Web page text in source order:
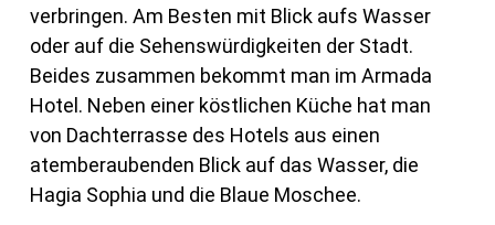
verbringen. Am Besten mit Blick aufs Wasser
oder auf die Sehenswürdigkeiten der Stadt.
Beides zusammen bekommt man im Armada
Hotel. Neben einer köstlichen Küche hat man
von Dachterrasse des Hotels aus einen
atemberaubenden Blick auf das Wasser, die
Hagia Sophia und die Blaue Moschee.